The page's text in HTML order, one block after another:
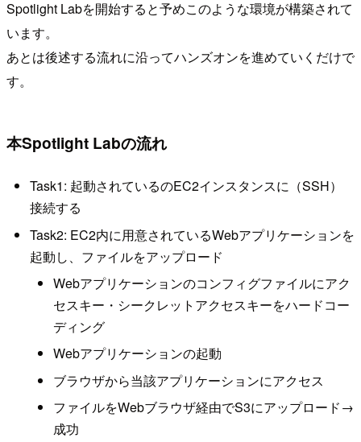
Spotlight Labを開始すると予めこのような環境が構築されて
います。
あとは後述する流れに沿ってハンズオンを進めていくだけで
す。
本Spotlight Labの流れ
Task1: 起動されているのEC2インスタンスに（SSH）
接続する
Task2: EC2内に用意されているWebアプリケーションを
起動し、ファイルをアップロード
Webアプリケーションのコンフィグファイルにアク
セスキー・シークレットアクセスキーをハードコー
ディング
Webアプリケーションの起動
ブラウザから当該アプリケーションにアクセス
ファイルをWebブラウザ経由でS3にアップロード→
成功